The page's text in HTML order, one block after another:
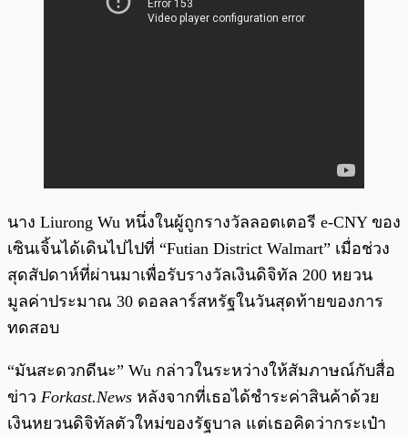
นาง Liurong Wu หนึ่งในผู้ถูกรางวัลลอตเตอรี e-CNY ของ
เซินเจิ้นได้เดินไปไปที่ “Futian District Walmart” เมื่อช่วง
สุดสัปดาห์ที่ผ่านมาเพื่อรับรางวัลเงินดิจิทัล 200 หยวน
มูลค่าประมาณ 30 ดอลลาร์สหรัฐในวันสุดท้ายของการ
ทดสอบ
“มันสะดวกดีนะ” Wu กล่าวในระหว่างให้สัมภาษณ์กับสื่อ
ข่าว Forkast.News หลังจากที่เธอได้ชำระค่าสินค้าด้วย
เงินหยวนดิจิทัลตัวใหม่ของรัฐบาล แต่เธอคิดว่ากระเป๋า